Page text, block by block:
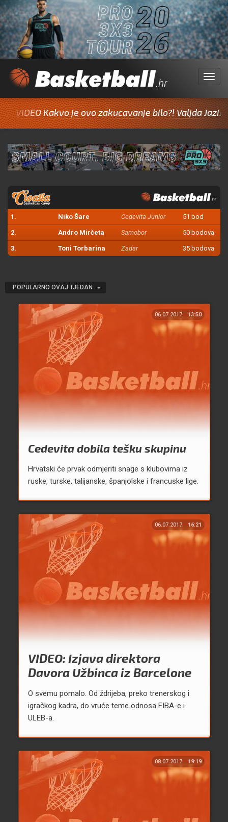
Menu
Kakvo je ovo zakucavanje bilo?! Valjda Jazine
1. Niko Šare Cedevita Junior 51 bod
2. Andro Mirčeta Samobor 50 bodova
3. Toni Torbarina Zadar 35 bodova
POPULARNO OVAJ TJEDAN
06.07.2017. 13:50
Cedevita dobila tešku skupinu
Hrvatski će prvak odmjeriti snage s klubovima iz
ruske, turske, talijanske, španjolske i francuske lige.
06.07.2017. 16:21
VIDEO: Izjava direktora
Davora Užbinca iz Barcelone
O svemu pomalo. Od ždrijeba, preko trenerskog i
igračkog kadra, do vruće teme odnosa FIBA-e i
ULEB-a.
08.07.2017. 19:19